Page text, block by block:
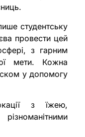
студентську
провести цей
з гарним
мети. Кожна
у допомогу
з їжею,